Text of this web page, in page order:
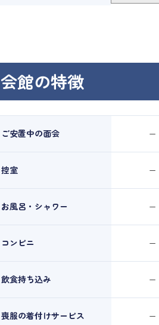
会館の特徴
ご安置中の面会 ー
控室 ー
お風呂・シャワー ー
コンビニ ー
飲食持ち込み ー
喪服の着付けサービス ー